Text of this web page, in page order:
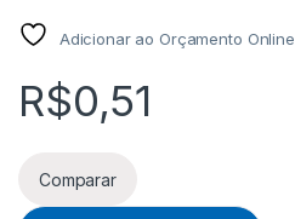
Adicionar ao Orçamento Online
R$0,51
Comparar